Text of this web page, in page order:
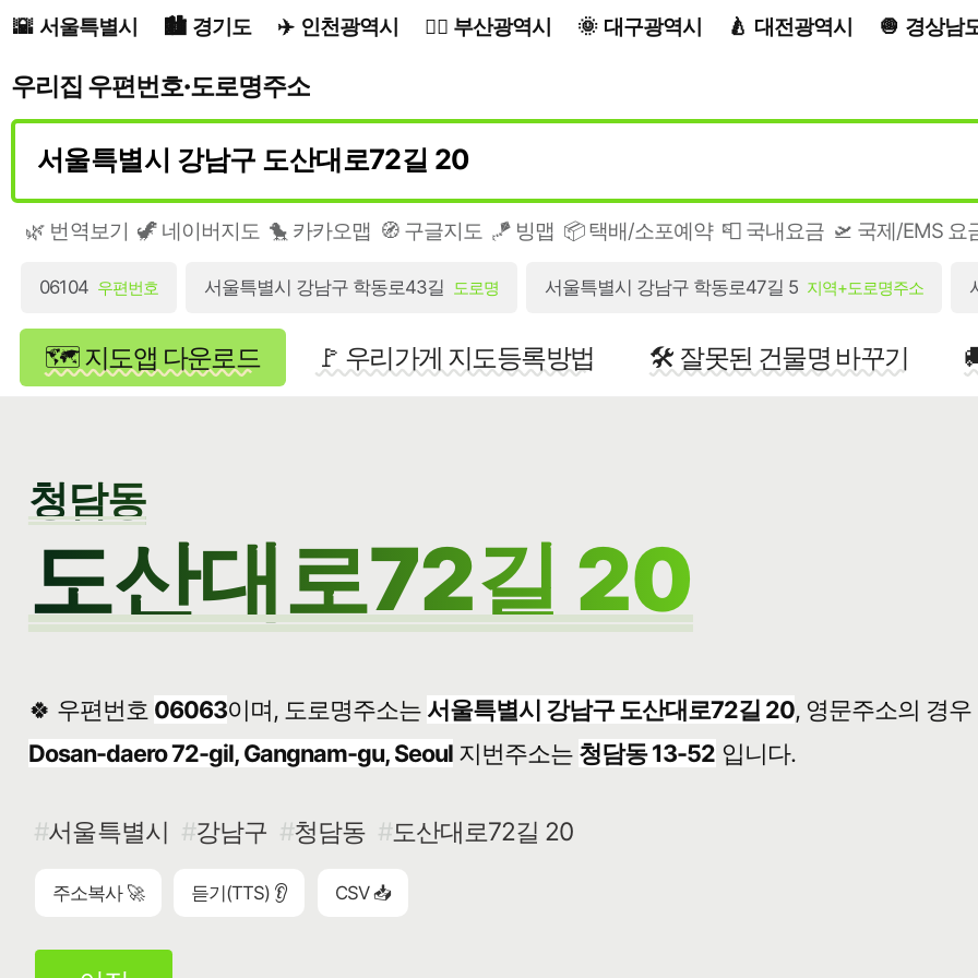
서울특별시 경기도 인천광역시 부산광역시 대구광역시 대전광역시 경상남
우리집 우편번호·도로명주소
🌿 번역보기 🦖 네이버지도 🐤 카카오맵 🧭 구글지도 🪁 빙맵 📦 택배/소포예약 📮 국내요금 🛫 국제/EMS 요
06104 우편번호 서울특별시 강남구 학동로43길 도로명 서울특별시 강남구 학동로47길 5 지역+도로명주소
🗺️ 지도앱 다운로드 🚩 우리가게 지도등록방법 🛠️ 잘못된 건물명 바꾸기
청담동
도산대로72길 20
🍀 우편번호 06063이며, 도로명주소는 서울특별시 강남구 도산대로72길 20, 영문주소의 경우
Dosan-daero 72-gil, Gangnam-gu, Seoul 지번주소는 청담동 13-52 입니다.
서울특별시 강남구 청담동 도산대로72길 20
주소복사 🚀 듣기(TTS) 👂 CSV 📥